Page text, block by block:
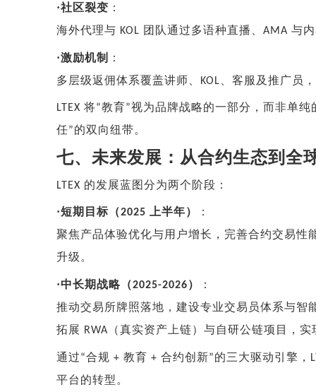
·社区裂变 ：
海外代理与 KOL 团队通过多语种直播、 AMA 与
·激励机制
：
多层级返佣体系覆盖讲师、
KOL 、客服及推广员
LTEX 将“教育”视为品牌战略的一部分，而非单
任”的双向纽带。
七、未来发展：从合约生态到全
LTEX 的发展蓝图分为两个阶段：
·短期目标（2025 上半年）
：
聚焦产品体验优化与用户增长，完善合约交易
升级。
·中长期战略（2025-2026）
：
推动交易所牌照落地，建设专业交易员体系与智
拓展 RWA （真实资产上链）与自研公链项目，
通过“合规 + 教育 + 合约创新”的三大驱动引擎，
平台的转型。